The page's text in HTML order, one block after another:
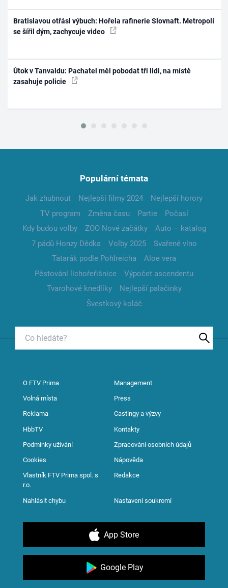
Bratislavou otřásl výbuch: Hořela rafinerie Slovnaft. Metropolí
se šířil dým, zachycuje video
Útok v Tanvaldu: Pachatel měl pobodat tři lidi, na místě
zasahuje policie
Populární témata
Jak zhubnout Nejlepší filmy 2024
Nejlepší horory
TV program
Změna času Partie
Počasí
Kdy budou volby
ZOO Nové začátky
Auto – katalog
7 pádů Honzy Dědka
Volby 2025
Svařené víno
Tatarák podle Pohlreicha
Aloe vera
Pěstování lichořeřišnice
Výpočet ascendentu
Tvarohové knedlíky
Nejlepší palačinky
Švestkový koláč
O FTV Prima Management
Volná místa Press
Reklama Castingy a výzvy
HbbTV Kontakty
Podmínky užívání Zpracování osobních údajů
Cookies Nápověda
Vlastník FTV Prima spol. s
r.o.
Redakce
Nahlásit chybu Nastavení soukromí
App Store
Google Play